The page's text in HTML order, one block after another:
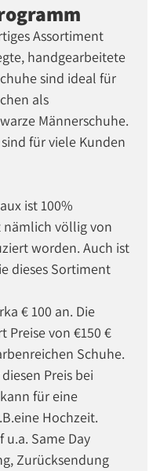
Assortiment
handgearbeitete
sind ideal für
als
Männerschuhe.
für viele Kunden
ist 100%
völlig von
worden. Auch ist
dieses Sortiment
€ 100 an. Die
Preise von €150 €
Schuhe.
Preis bei
für eine
Hochzeit.
u.a. Same Day
Zurücksendung